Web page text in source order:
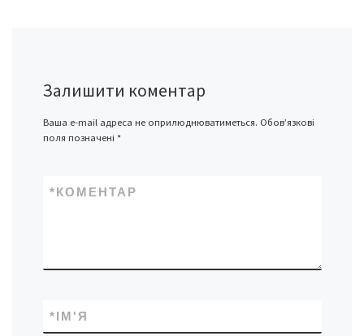
Залишити коментар
Ваша e-mail адреса не оприлюднюватиметься. Обов’язкові
поля позначені *
КОМЕНТАР
*
ІМ'Я
*